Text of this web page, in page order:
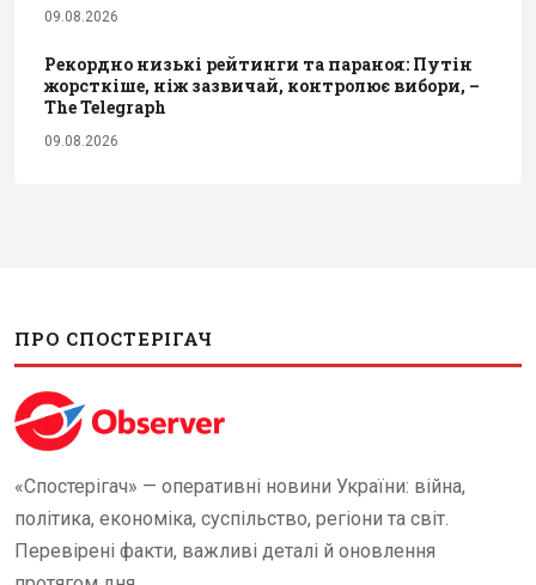
09.08.2026
Рекордно низькі рейтинги та параноя: Путін
жорсткіше, ніж зазвичай, контролює вибори, –
The Telegraph
09.08.2026
ПРО СПОСТЕРІГАЧ
«Спостерігач» — оперативні новини України: війна,
політика, економіка, суспільство, регіони та світ.
Перевірені факти, важливі деталі й оновлення